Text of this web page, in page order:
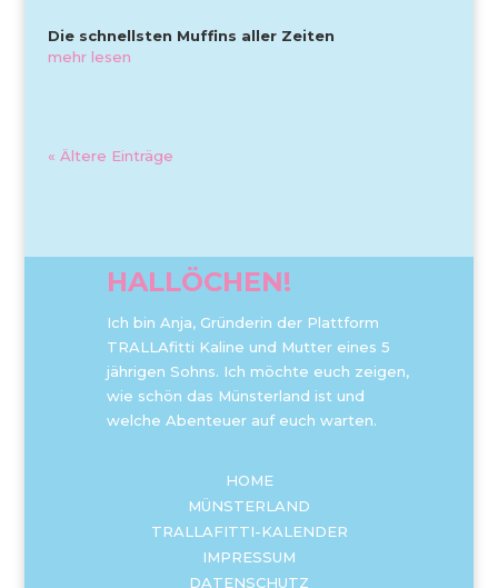
Die schnellsten Muffins aller Zeiten
mehr lesen
« Ältere Einträge
HALLÖCHEN!
Ich bin Anja, Gründerin der Plattform
TRALLAfitti Kaline und Mutter eines 5
jährigen Sohns. Ich möchte euch zeigen,
wie schön das Münsterland ist und
welche Abenteuer auf euch warten.
HOME
MÜNSTERLAND
TRALLAFITTI-KALENDER
IMPRESSUM
DATENSCHUTZ